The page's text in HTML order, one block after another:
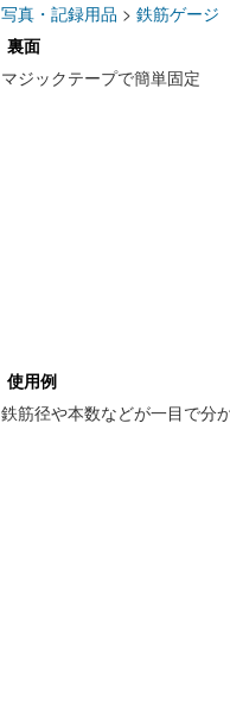
写真・記録用品 > 鉄筋ゲージ
裏面
マジックテープで簡単固定
使用例
鉄筋径や本数などが一目で分